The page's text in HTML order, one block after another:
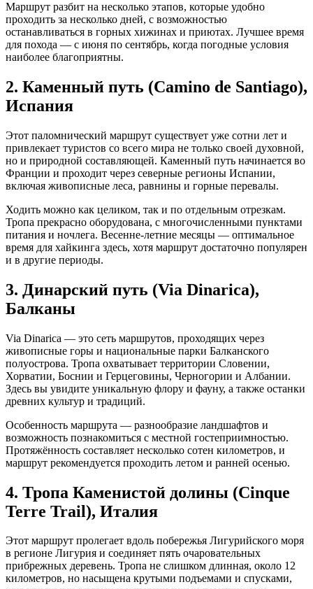
Маршрут разбит на несколько этапов, которые удобно
проходить за несколько дней, с возможностью
останавливаться в горных хижинах и приютах. Лучшее время
для похода — с июня по сентябрь, когда погодные условия
наиболее благоприятны.
2. Каменный путь (Camino de Santiago),
Испания
Этот паломнический маршрут существует уже сотни лет и
привлекает туристов со всего мира не только своей духовной,
но и природной составляющей. Каменный путь начинается во
Франции и проходит через северные регионы Испании,
включая живописные леса, равнины и горные перевалы.
Ходить можно как целиком, так и по отдельным отрезкам.
Тропа прекрасно оборудована, с многочисленными пунктами
питания и ночлега. Весенне-летние месяцы — оптимальное
время для хайкинга здесь, хотя маршрут достаточно популярен
и в другие периоды.
3. Динарский путь (Via Dinarica),
Балканы
Via Dinarica — это сеть маршрутов, проходящих через
живописные горы и национальные парки Балканского
полуострова. Тропа охватывает территории Словении,
Хорватии, Боснии и Герцеговины, Черногории и Албании.
Здесь вы увидите уникальную флору и фауну, а также останки
древних культур и традиций.
Особенность маршрута — разнообразие ландшафтов и
возможность познакомиться с местной гостеприимностью.
Протяжённость составляет несколько сотен километров, и
маршрут рекомендуется проходить летом и ранней осенью.
4. Тропа Каменистой долины (Cinque
Terre Trail), Италия
Этот маршрут пролегает вдоль побережья Лигурийского моря
в регионе Лигурия и соединяет пять очаровательных
прибрежных деревень. Тропа не слишком длинная, около 12
километров, но насыщена крутыми подъемами и спусками,